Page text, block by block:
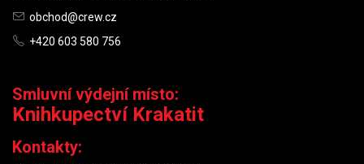
obchod@crew.cz
+420 603 580 756
Smluvní výdejní místo:
Knihkupectví Krakatit
Kontakty: